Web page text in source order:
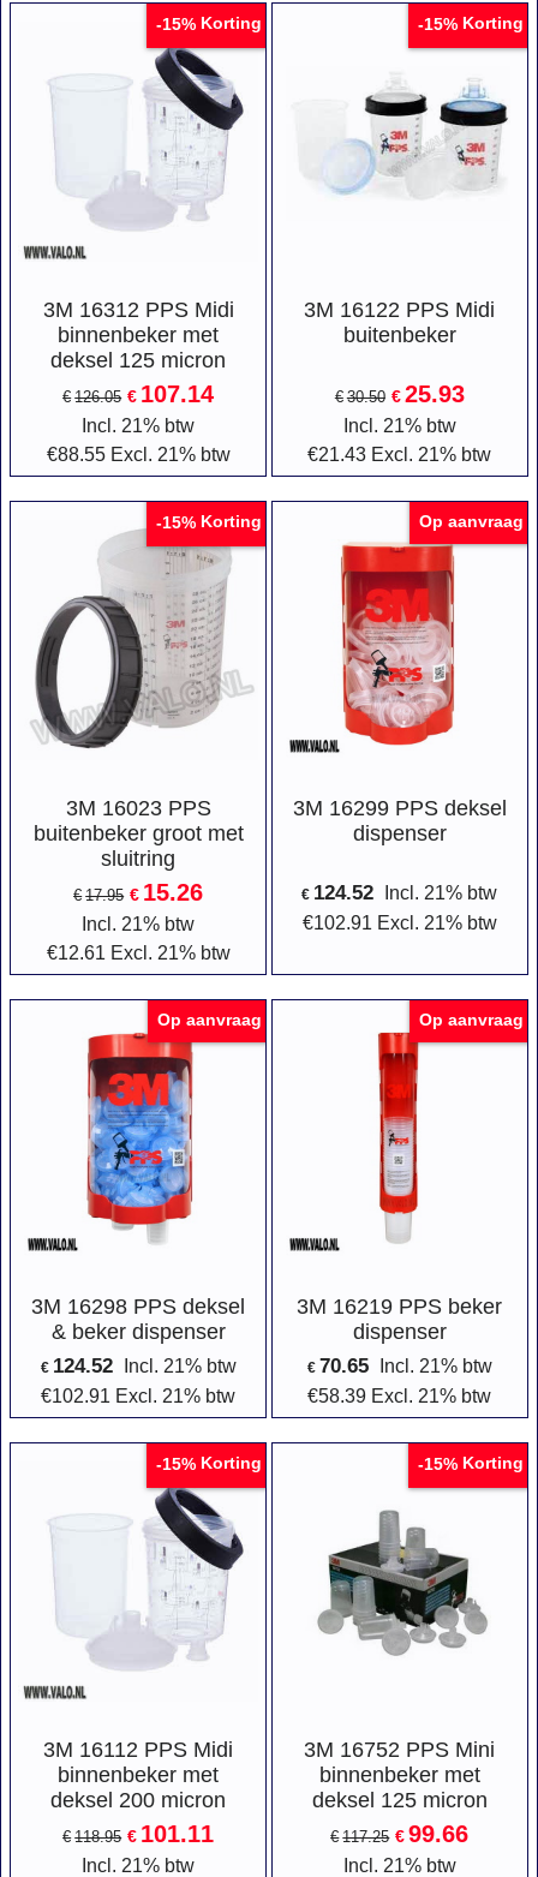
-15% Korting
3M 16312 PPS Midi
binnenbeker met
deksel 125 micron
€ 126.05 € 107.14
Incl. 21% btw
€88.55 Excl. 21% btw
-15% Korting
3M 16122 PPS Midi
buitenbeker
€ 30.50 €25.93
Incl. 21% btw
€21.43 Excl. 21% btw
-15% Korting
3M 16023 PPS
buitenbeker groot met
sluitring
€ 17.95 € 15.26
Incl. 21% btw
€12.61 Excl. 21% btw
Op aanvraag
3M 16299 PPS deksel
dispenser
€ 124.52
Incl. 21% btw
€102.91 Excl. 21% btw
Op aanvraag
3M 16298 PPS deksel
& beker dispenser
€ 124.52
Incl. 21% btw
€102.91 Excl. 21% btw
Op aanvraag
3M 16219 PPS beker
dispenser
€ 70.65
Incl. 21% btw
€58.39 Excl. 21% btw
-15% Korting
3M 16112 PPS Midi
binnenbeker met
deksel 200 micron
€ 118.95 € 101.11
Incl. 21% btw
-15% Korting
3M 16752 PPS Mini
binnenbeker met
deksel 125 micron
€ 117.25 € 99.66
Incl. 21% btw